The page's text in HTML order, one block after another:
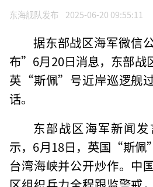
东海舰队发布 2025-06-20 09:55:11
据东部战区海军微信
布”6月20日消息，东部战
英“斯佩”号近岸巡逻舰
话。
东部战区海军新闻
示，6月18日，英国“斯佩
台湾海峡并公开炒作。中